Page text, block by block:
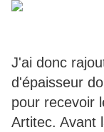
J'ai donc
d'épaisseur
pour recevoir
Artitec. Avant